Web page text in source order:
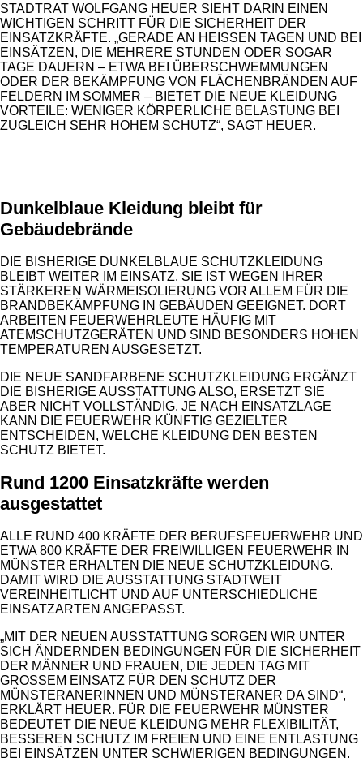
STADTRAT WOLFGANG HEUER SIEHT DARIN EINEN
WICHTIGEN SCHRITT FÜR DIE SICHERHEIT DER
EINSATZKRÄFTE. „GERADE AN HEISSEN TAGEN UND BEI E
INSÄTZEN, DIE MEHRERE STUNDEN ODER SOGAR T
AGE DAUERN – ETWA BEI ÜBERSCHWEMMUNGEN O
DER DER BEKÄMPFUNG VON FLÄCHENBRÄNDEN AUF F
ELDERN IM SOMMER – BIETET DIE NEUE KLEIDUNG V
ORTEILE: WENIGER KÖRPERLICHE BELASTUNG BEI Z
UGLEICH SEHR HOHEM SCHUTZ“, SAGT HEUER.
Dunkelblaue Kleidung bleibt für
Gebäudebrände
DIE BISHERIGE DUNKELBLAUE SCHUTZKLEIDUNG
BLEIBT WEITER IM EINSATZ. SIE IST WEGEN IHRER
STÄRKEREN WÄRMEISOLIERUNG VOR ALLEM FÜR DIE
BRANDBEKÄMPFUNG IN GEBÄUDEN GEEIGNET. DORT
ARBEITEN FEUERWEHRLEUTE HÄUFIG MIT
ATEMSCHUTZGERÄTEN UND SIND BESONDERS HOHEN
TEMPERATUREN AUSGESETZT.
DIE NEUE SANDFARBENE SCHUTZKLEIDUNG ERGÄNZT
DIE BISHERIGE AUSSTATTUNG ALSO, ERSETZT SIE
ABER NICHT VOLLSTÄNDIG. JE NACH EINSATZLAGE
KANN DIE FEUERWEHR KÜNFTIG GEZIELTER
ENTSCHEIDEN, WELCHE KLEIDUNG DEN BESTEN
SCHUTZ BIETET.
Rund 1200 Einsatzkräfte werden
ausgestattet
ALLE RUND 400 KRÄFTE DER BERUFSFEUERWEHR UND
ETWA 800 KRÄFTE DER FREIWILLIGEN FEUERWEHR IN
MÜNSTER ERHALTEN DIE NEUE SCHUTZKLEIDUNG.
DAMIT WIRD DIE AUSSTATTUNG STADTWEIT
VEREINHEITLICHT UND AUF UNTERSCHIEDLICHE
EINSATZARTEN ANGEPASST.
„MIT DER NEUEN AUSSTATTUNG SORGEN WIR UNTER
SICH ÄNDERNDEN BEDINGUNGEN FÜR DIE SICHERHEIT
DER MÄNNER UND FRAUEN, DIE JEDEN TAG MIT
GROSSEM EINSATZ FÜR DEN SCHUTZ DER M
ÜNSTERANERINNEN UND MÜNSTERANER DA SIND“, E
RKLÄRT HEUER. FÜR DIE FEUERWEHR MÜNSTER B
EDEUTET DIE NEUE KLEIDUNG MEHR FLEXIBILITÄT, B
ESSEREN SCHUTZ IM FREIEN UND EINE ENTLASTUNG B
EI EINSÄTZEN UNTER SCHWIERIGEN BEDINGUNGEN.